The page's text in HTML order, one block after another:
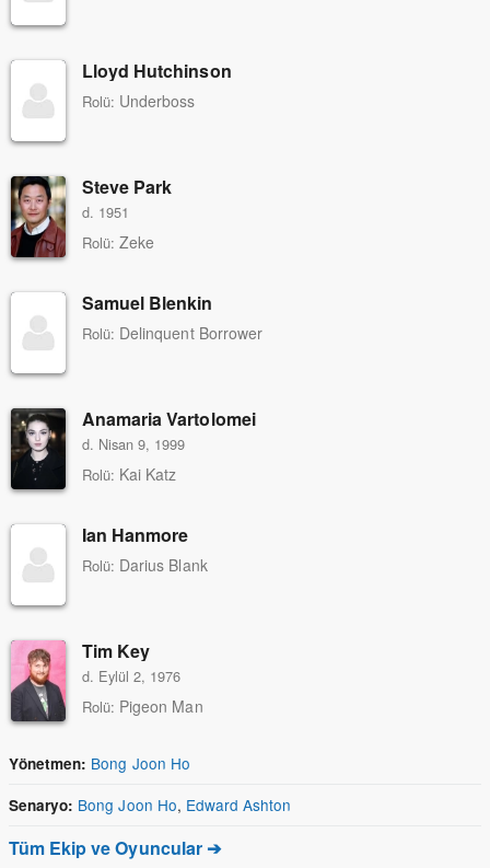
Lloyd Hutchinson
Rolü: Underboss
Steve Park
d. 1951
Rolü: Zeke
Samuel Blenkin
Rolü: Delinquent Borrower
Anamaria Vartolomei
d. Nisan 9, 1999
Rolü: Kai Katz
Ian Hanmore
Rolü: Darius Blank
Tim Key
d. Eylül 2, 1976
Rolü: Pigeon Man
Yönetmen: Bong Joon Ho
Senaryo: Bong Joon Ho, Edward Ashton
Tüm Ekip ve Oyuncular ➔